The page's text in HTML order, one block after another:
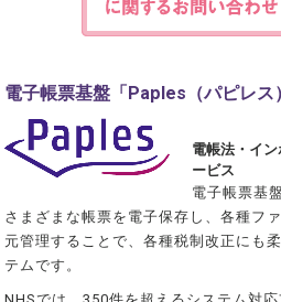
電子帳票基盤「Paples（パピレス
電帳法・イ
ービス
電子帳票基
さまざまな帳票を電子保存し、各種フ
元管理することで、各種税制改正にも
テムです。